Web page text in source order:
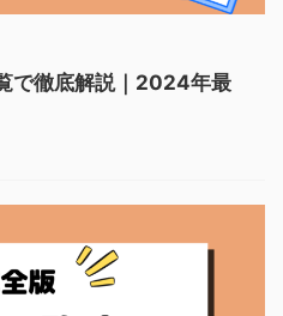
で徹底解説｜2024年最